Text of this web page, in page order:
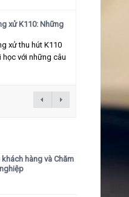
xử K110: Những
xử thu hút K110
với những câu
hàng và Chăm